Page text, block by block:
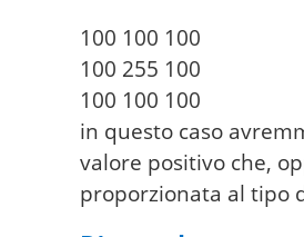
100 100 100
100 255 100
100 100 100
in questo caso
valore positivo che,
proporzionata al tipo